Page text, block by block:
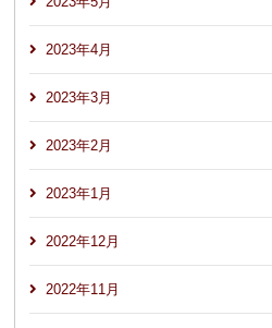
2023年4月
2023年3月
2023年2月
2023年1月
2022年12月
2022年11月